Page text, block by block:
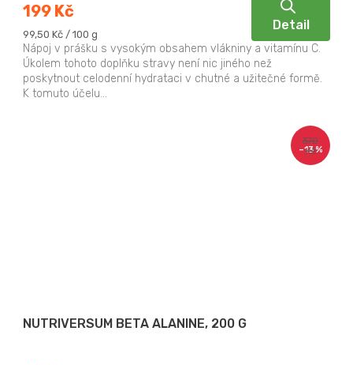
199 Kč
Měrná
cena:
99,50 Kč / 100 g
Detail
Nápoj v prášku s vysokým obsahem vlákniny a vitamínu C.
Úkolem tohoto doplňku stravy není nic jiného než
poskytnout celodenní hydrataci v chutné a užitečné formě.
K tomuto účelu...
370
Kč
–13 %
NUTRIVERSUM BETA ALANINE, 200 G